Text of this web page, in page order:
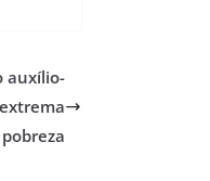
auxílio-
pobreza